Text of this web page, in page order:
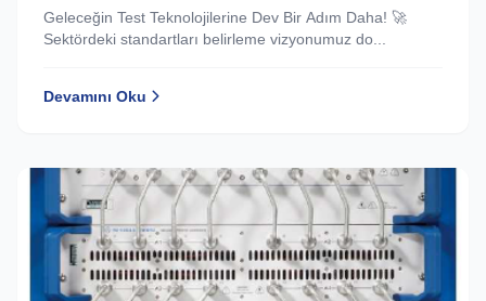
Geleceğin Test Teknolojilerine Dev Bir Adım Daha! 🚀
Sektördeki standartları belirleme vizyonumuz do...
Devamını Oku